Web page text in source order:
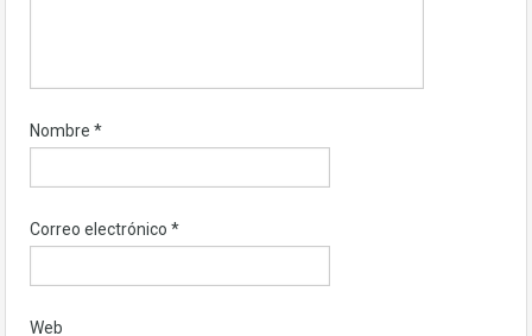
Nombre *
Correo electrónico *
Web